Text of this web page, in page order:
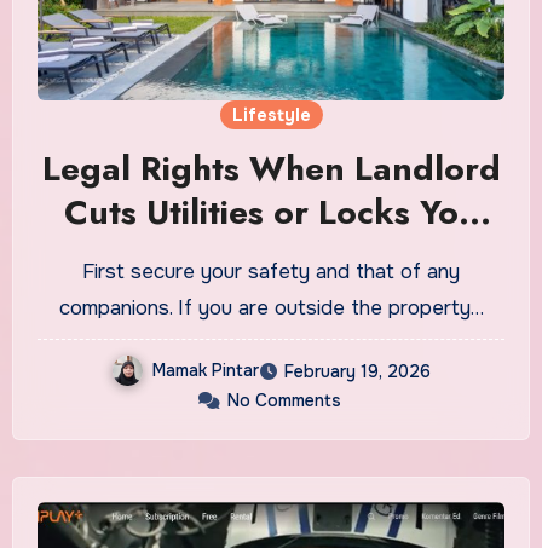
Lifestyle
Legal Rights When Landlord
Cuts Utilities or Locks You
Out in Bali
First secure your safety and that of any
companions. If you are outside the property…
Mamak Pintar
February 19, 2026
No Comments